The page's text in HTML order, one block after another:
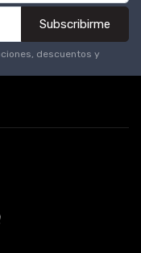
Subscribirme
descuentos y